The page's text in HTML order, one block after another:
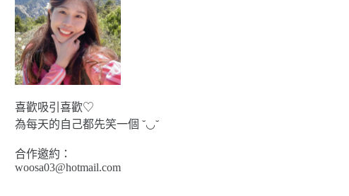
喜歡吸引喜歡♡
為每天的自己都先笑一個 ˘◡˘
合作邀約：
woosa03@hotmail.com